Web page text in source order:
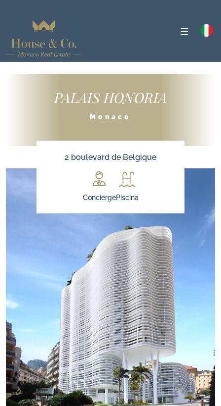
PALAIS HONORIA
Monaco
2 boulevard de Belgique
ConciergePiscina